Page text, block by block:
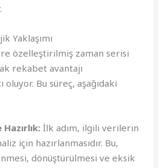
Yaklaşımı
özelleştirilmiş zaman serisi
rekabet avantajı
oluyor. Bu süreç, aşağıdaki
İlk adım, ilgili verilerin
için hazırlanmasıdır. Bu,
dönüştürülmesi ve eksik